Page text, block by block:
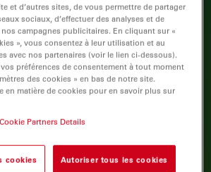
et d’autres sites, de vous permettre de partager
sociaux, d’effectuer des analyses et de
nos campagnes publicitaires. En cliquant sur «
», vous consentez à leur utilisation et au
avec nos partenaires (voir le lien ci-dessous).
préférences de consentement à tout moment
des cookies » en bas de notre site.
en matière de cookies pour en savoir plus sur
Partners Details
cookies Autoriser tous les cookies